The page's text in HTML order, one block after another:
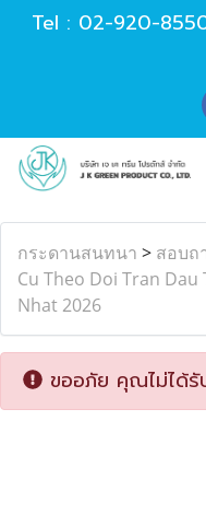
Tel : 02-920-
กระดานสนทนา > สอบถ
Cu Theo Doi Tran
Nhat 2026
ขออภัย คุณไม่ได้รั